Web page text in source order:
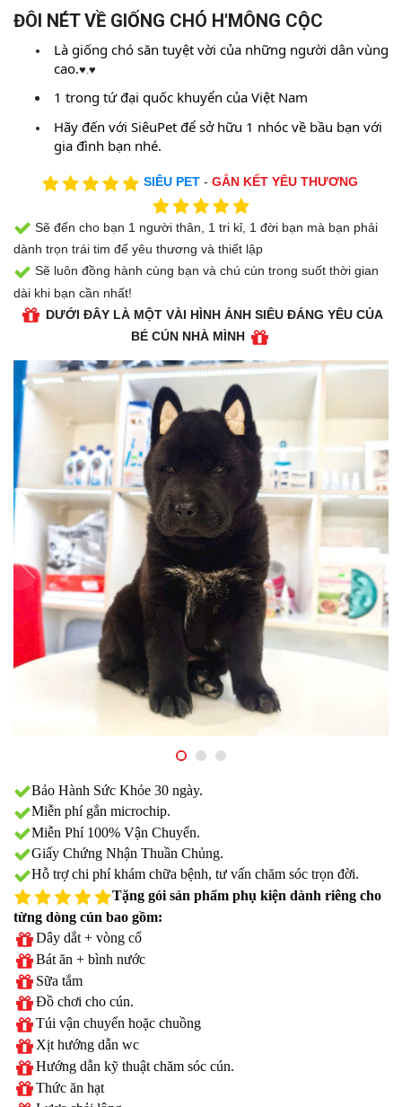
ĐÔI NÉT VỀ GIỐNG CHÓ H'MÔNG CỘC
Là giống chó săn tuyệt vời của những người dân vùng
cao.♥.♥
1 trong tứ đại quốc khuyển của Việt Nam
Hãy đến với SiêuPet để sở hữu 1 nhóc về bầu bạn với
gia đình bạn nhé.
SIÊU PET- GẮN KẾT YÊU THƯƠNG
Sẽ đến cho bạn 1 người thân, 1 tri kỉ, 1 đời bạn mà bạn phải
dành trọn trái tim để yêu thương và thiết lập
Sẽ luôn đồng hành cùng bạn và chú cún trong suốt thời gian
dài khi bạn cần nhất!
DƯỚI ĐÂY LÀ MỘT VÀI HÌNH ẢNH SIÊU ĐÁNG YÊU CỦA
BÉ CÚN NHÀ MÌNH
Bảo Hành Sức Khỏe 30 ngày.
Miễn phí gắn microchip.
Miễn Phí 100% Vận Chuyển.
Giấy Chứng Nhận Thuần Chủng.
Hỗ trợ chi phí khám chữa bệnh, tư vấn chăm sóc trọn đời.
Tặng gói sản phẩm phụ kiện dành riêng cho
từng dòng cún bao gồm:
Dây dắt + vòng cổ
Bát ăn + bình nước
Sữa tắm
Đồ chơi cho cún.
Túi vận chuyển hoặc chuồng
Xịt hướng dẫn wc
Hướng dẫn kỹ thuật chăm sóc cún.
Thức ăn hạt